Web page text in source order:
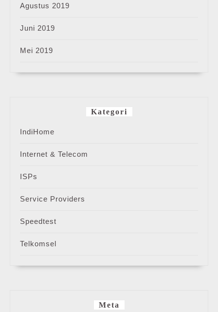
Agustus 2019
Juni 2019
Mei 2019
Kategori
IndiHome
Internet & Telecom
ISPs
Service Providers
Speedtest
Telkomsel
Meta